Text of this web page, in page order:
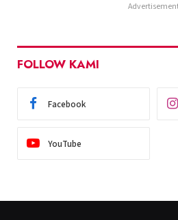
FOLLOW KAMI
Facebook
YouTube